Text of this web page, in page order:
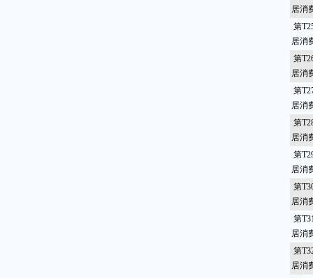
居消
第
居消
第
居消
第
居消
第
居消
第
居消
第
居消
第
居消
第
居消